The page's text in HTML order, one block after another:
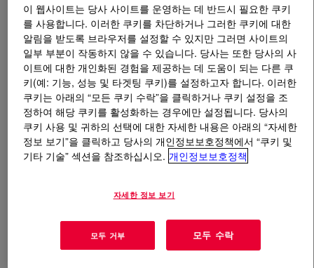
무엇입니까ACUSOL™ PRO Hard Surface Care
Polymer ?
An anionically charged, water soluble polymer that
enables the formulator to develop streak-free, hard
removal, and make next-time cleaning easier, without
incorporated into the formula and is particularly suitable
for neutral and alkaline cleaners such as all-purpose,
이 웹사이트는 당사 사이트를 운영하는 데 반드시 필요한 쿠키
를 사용합니다. 이러한 쿠키를 차단하거나 그러한 쿠키에 대한
알림을 받도록 브라우저를 설정할 수 있지만 그러면 사이트의
일부 부분이 작동하지 않을 수 있습니다. 당사는 또한 당사의 사
이트에 대한 개인화된 경험을 제공하는 데 도움이 되는 다른 쿠
키(예: 기능, 성능 및 타겟팅 쿠키)를 설정하고자 합니다. 이러한
쿠키는 아래의 “모든 쿠키 수락”을 클릭하거나 쿠키 설정을 조
정하여 해당 쿠키를 활성화하는 경우에만 설정됩니다. 당사의
쿠키 사용 및 귀하의 선택에 대한 자세한 내용은 아래의 “자세한
정보 보기”을 클릭하고 당사의 개인정보보호정책에서 “쿠키 및
기타 기술” 섹션을 참조하십시오. 개인정보보호정책
자세한 정보 보기
모두 거부 모두 수락